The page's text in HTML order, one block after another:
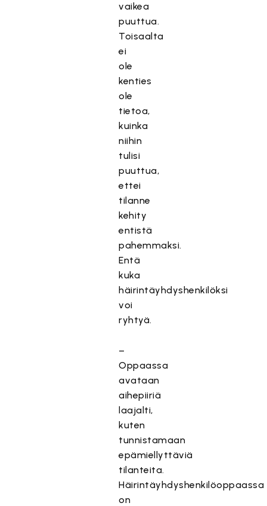
vaikea
puuttua.
Toisaalta
ei
ole
kenties
ole
tietoa,
kuinka
niihin
tulisi
puuttua,
ettei
tilanne
kehity
entistä
pahemmaksi.
Entä
kuka
häirintäyhdyshenkilöksi
voi
ryhtyä.
–
Oppaassa
avataan
aihepiiriä
laajalti,
kuten
tunnistamaan
epämiellyttäviä
tilanteita.
Häirintäyhdyshenkilöoppaassa
on